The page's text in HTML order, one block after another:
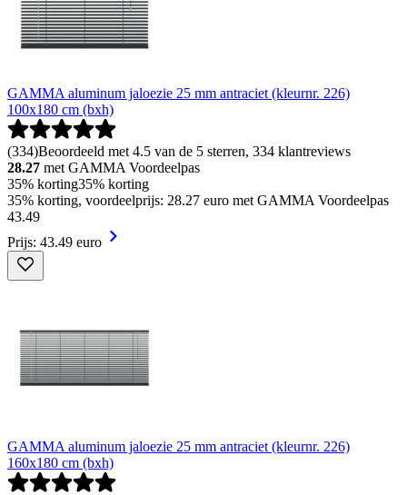
GAMMA aluminum jaloezie 25 mm antraciet (kleurnr. 226)
100x180 cm (bxh)
(334)Beoordeeld met 4.5 van de 5 sterren, 334 klantreviews
28.27 met GAMMA Voordeelpas
35% korting35% korting
35% korting, voordeelprijs: 28.27 euro met GAMMA Voordeelpas
43.49
Prijs: 43.49 euro
GAMMA aluminum jaloezie 25 mm antraciet (kleurnr. 226)
160x180 cm (bxh)